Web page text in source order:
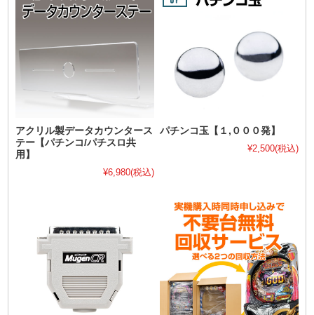
アクリル製データカウンタース
テー【パチンコ/パチスロ共
用】
¥6,980(税込)
パチンコ玉【１,０００発】
¥2,500(税込)